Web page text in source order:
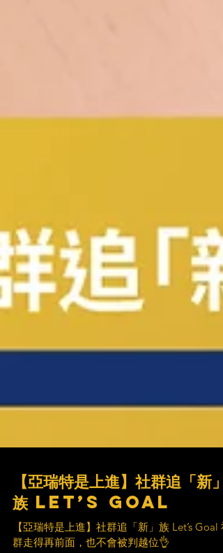
【亞瑞特是上進】社群追「新」
族 Let’s Goal